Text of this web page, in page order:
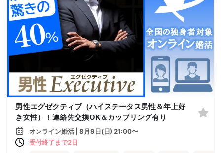
男性エグゼクティブ（ハイステータス男性＆年上好
き女性）！連絡先交換OK＆カップリング有り
オンライン婚活 | 8月9日(日) 21:00〜
受付終了まで2日